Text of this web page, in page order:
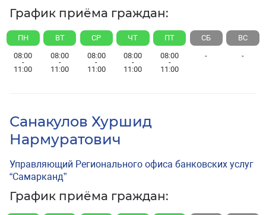
График приёма граждан:
ПН
08:00
-
11:00
ВТ
08:00
-
11:00
СР
08:00
-
11:00
ЧТ
08:00
-
11:00
ПТ
08:00
-
11:00
СБ
-
ВС
-
Санакулов Хуршид
Нармуратович
Управляющий Регионального офиса банковских услуг
“Самарканд”
График приёма граждан: